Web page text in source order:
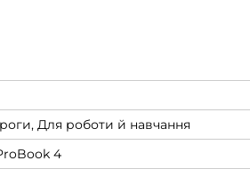
Для роботи й навчання
4